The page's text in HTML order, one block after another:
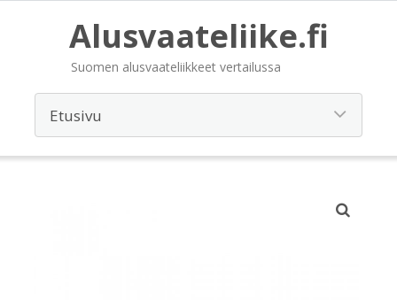
Alusvaateliike.fi
Suomen alusvaateliikkeet vertailussa